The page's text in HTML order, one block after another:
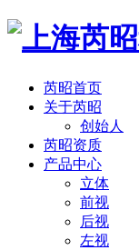
芮昭首页
关于芮昭
创始人
芮昭资质
产品中心
立体
前视
后视
左视